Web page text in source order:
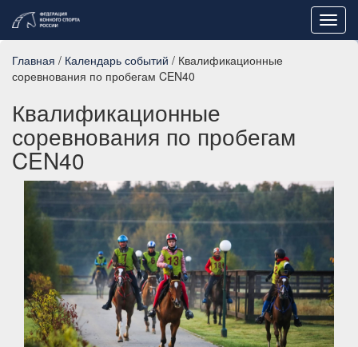
Главная / Календарь событий / Квалификационные
соревнования по пробегам CEN40
Квалификационные
соревнования по пробегам
CEN40